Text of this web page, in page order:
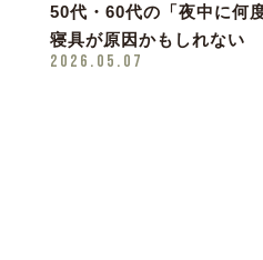
50代・60代の「夜中に何
寝具が原因かもしれない
2026.05.07